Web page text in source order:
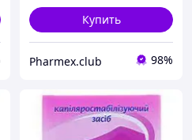
Купить
Pharmex.club 98%